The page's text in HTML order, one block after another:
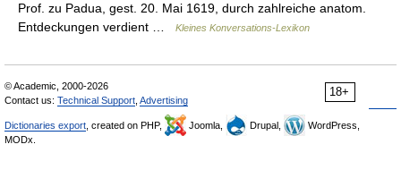
Prof. zu Padua, gest. 20. Mai 1619, durch zahlreiche anatom.
Entdeckungen verdient …
Kleines Konversations-Lexikon
18+
© Academic, 2000-2026
Contact us: Technical Support Advertising
Dictionaries export , created on PHP, Joomla, Drupal,
WordPress,
MODx.